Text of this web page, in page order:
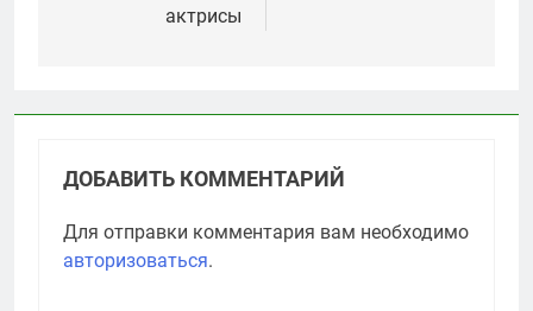
актрисы
ДОБАВИТЬ КОММЕНТАРИЙ
Для отправки комментария вам необходимо
авторизоваться.